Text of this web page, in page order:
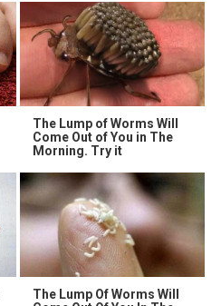
The Lump of Worms Will
Come Out of You in The
Morning. Try it
The Lump Of Worms Will